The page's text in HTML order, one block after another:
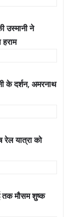
उस्मानी ने
के दर्शन, अमरनाथ
रेल यात्रा को
तक मौसम शुष्क